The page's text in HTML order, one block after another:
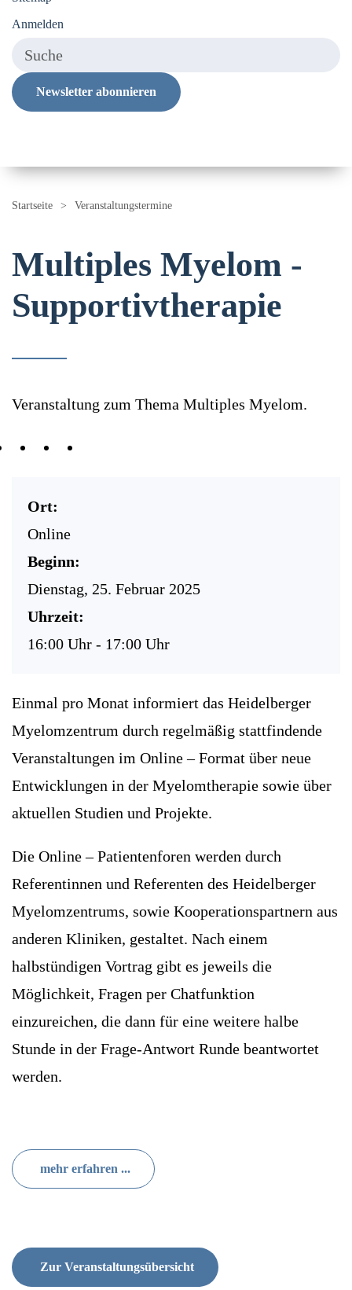
Anmelden
Newsletter abonnieren
Startseite Veranstaltungstermine
Multiples Myelom -
Supportivtherapie
Veranstaltung zum Thema Multiples Myelom.
Ort:
Online
Beginn:
Dienstag, 25. Februar 2025
Uhrzeit:
16:00 Uhr - 17:00 Uhr
Einmal pro Monat informiert das Heidelberger
Myelomzentrum durch regelmäßig stattfindende
Veranstaltungen im Online – Format über neue
Entwicklungen in der Myelomtherapie sowie über
aktuellen Studien und Projekte.
Die Online – Patientenforen werden durch
Referentinnen und Referenten des Heidelberger
Myelomzentrums, sowie Kooperationspartnern aus
anderen Kliniken, gestaltet. Nach einem
halbstündigen Vortrag gibt es jeweils die
Möglichkeit, Fragen per Chatfunktion
einzureichen, die dann für eine weitere halbe
Stunde in der Frage-Antwort Runde beantwortet
werden.
mehr erfahren ...
Zur Veranstaltungsübersicht